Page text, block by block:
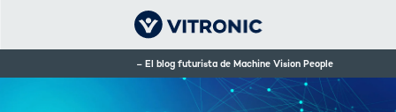
El blog futurista de Machine Vision People